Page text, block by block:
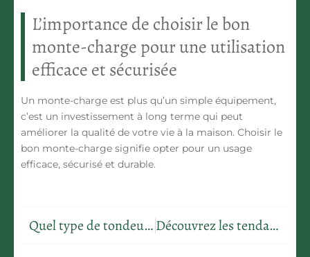
L’importance de choisir le bon
monte-charge pour une utilisation
efficace et sécurisée
Un monte-charge est plus qu’un simple équipement,
c’est un investissement à long terme qui peut
améliorer la qualité de votre vie à la maison. Choisir le
bon monte-charge signifie opter pour un usage
efficace, sécurisé et durable.
Quel type de tondeuse acquérir en fonction de la taille de son jardin ? Découvrez les tendances en design de chambres pour 2022